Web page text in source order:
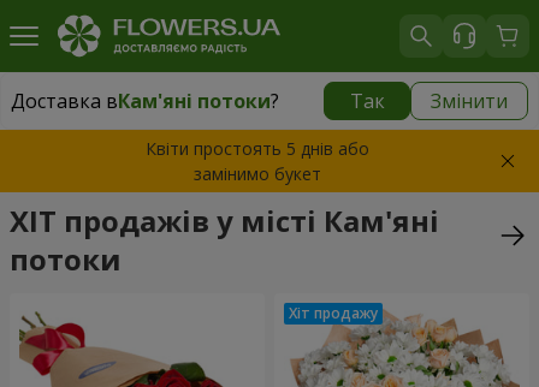
Доставка вКам'яні потоки? Так Змінити
Доставка вКам'яні потоки| безкоштовно
Квіти простоять 5 днів або
замінимо букет
ХІТ продажів у місті Кам'яні
потоки